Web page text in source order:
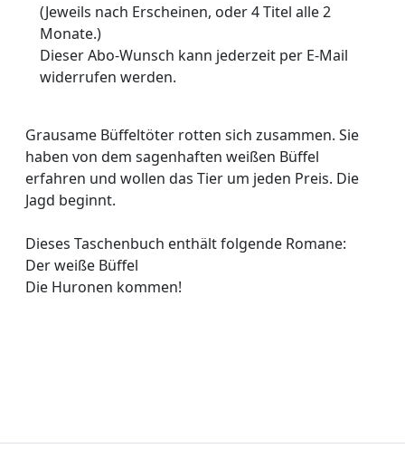
(Jeweils nach Erscheinen, oder 4 Titel alle 2
Monate.)
Dieser Abo-Wunsch kann jederzeit per E-Mail
widerrufen werden.
Grausame Büffeltöter rotten sich zusammen. Sie
haben von dem sagenhaften weißen Büffel
erfahren und wollen das Tier um jeden Preis. Die
Jagd beginnt.
Dieses Taschenbuch enthält folgende Romane:
Der weiße Büffel
Die Huronen kommen!